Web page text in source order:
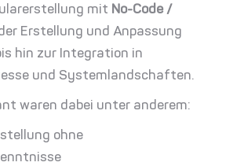
mit No-Code /
Erstellung und Anpassung
hin zur Integration in
und Systemlandschaften.
waren dabei unter anderem:
ohne